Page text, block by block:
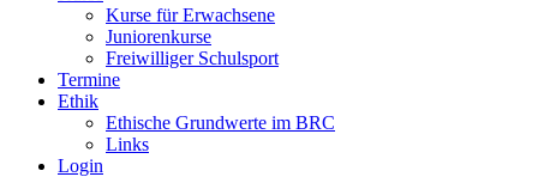
Kurse für Erwachsene
Juniorenkurse
Freiwilliger Schulsport
Termine
Ethik
Ethische Grundwerte im BRC
Links
Login